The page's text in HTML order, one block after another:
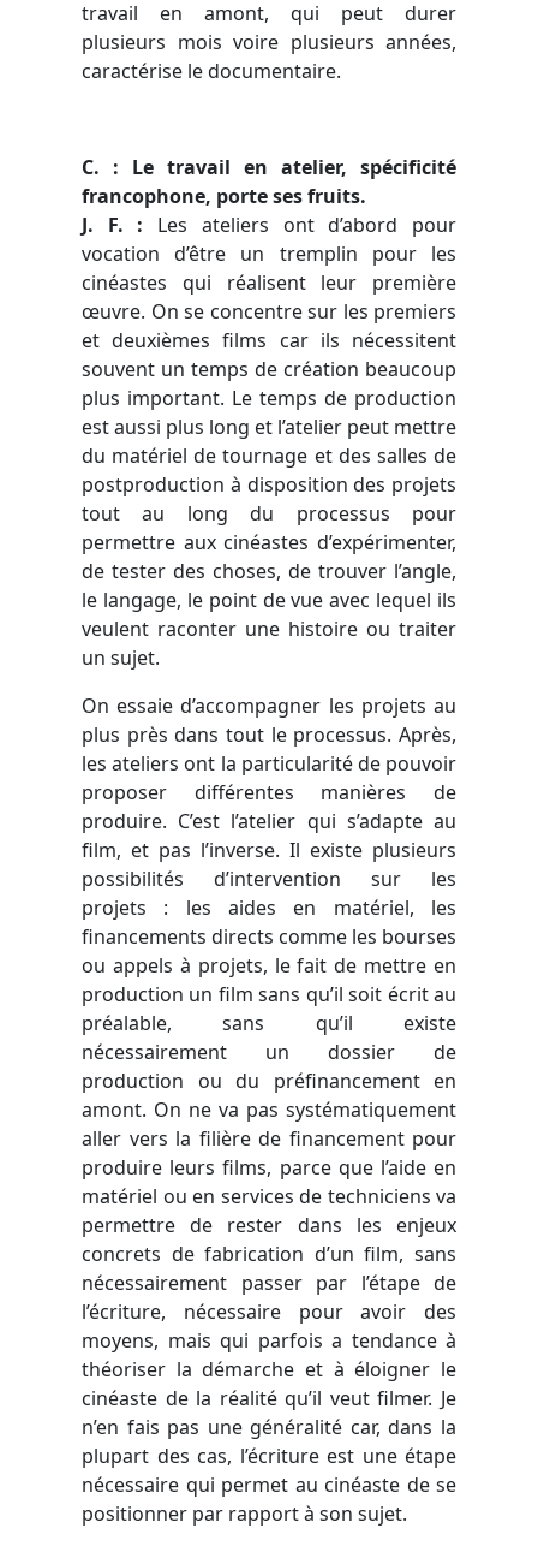
travail en amont, qui peut durer
plusieurs mois voire plusieurs années,
caractérise le documentaire.
C. : Le travail en atelier, spécificité
francophone, porte ses fruits.
J. F. : Les ateliers ont d’abord pour
vocation d’être un tremplin pour les
cinéastes qui réalisent leur première
œuvre. On se concentre sur les premiers
et deuxièmes films car ils nécessitent
souvent un temps de création beaucoup
plus important. Le temps de production
est aussi plus long et l’atelier peut mettre
du matériel de tournage et des salles de
postproduction à disposition des projets
tout au long du processus pour
permettre aux cinéastes d’expérimenter,
de tester des choses, de trouver l’angle,
le langage, le point de vue avec lequel ils
veulent raconter une histoire ou traiter
un sujet.
On essaie d’accompagner les projets au
plus près dans tout le processus. Après,
les ateliers ont la particularité de pouvoir
proposer différentes manières de
produire. C’est l’atelier qui s’adapte au
film, et pas l’inverse. Il existe plusieurs
possibilités d’intervention sur les
projets : les aides en matériel, les
financements directs comme les bourses
ou appels à projets, le fait de mettre en
production un film sans qu’il soit écrit au
préalable, sans qu’il existe
nécessairement un dossier de
production ou du préfinancement en
amont. On ne va pas systématiquement
aller vers la filière de financement pour
produire leurs films, parce que l’aide en
matériel ou en services de techniciens va
permettre de rester dans les enjeux
concrets de fabrication d’un film, sans
nécessairement passer par l’étape de
l’écriture, nécessaire pour avoir des
moyens, mais qui parfois a tendance à
théoriser la démarche et à éloigner le
cinéaste de la réalité qu’il veut filmer. Je
n’en fais pas une généralité car, dans la
plupart des cas, l’écriture est une étape
nécessaire qui permet au cinéaste de se
positionner par rapport à son sujet.